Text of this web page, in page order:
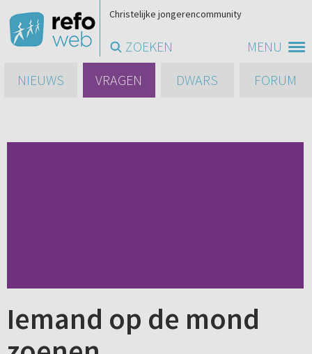
MENU
Christelijke jongerencommunity
ZOEKEN
NIEUWS
VRAGEN DWARS FORUM
Iemand op de mond